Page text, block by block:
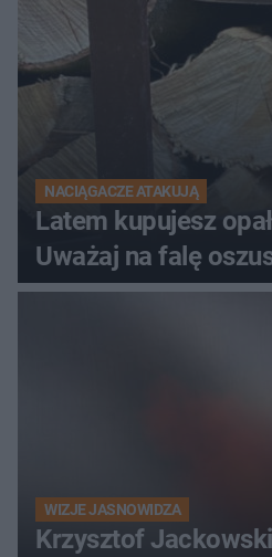
NACIĄGACZE ATAKUJĄ
Latem kupujesz
Uważaj na falę
WIZJE JASNOWIDZA
Krzysztof